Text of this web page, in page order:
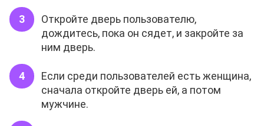
Откройте дверь пользователю,
дождитесь, пока он сядет, и закройте за
ним дверь.
Если среди пользователей есть женщина,
сначала откройте дверь ей, а потом
мужчине.